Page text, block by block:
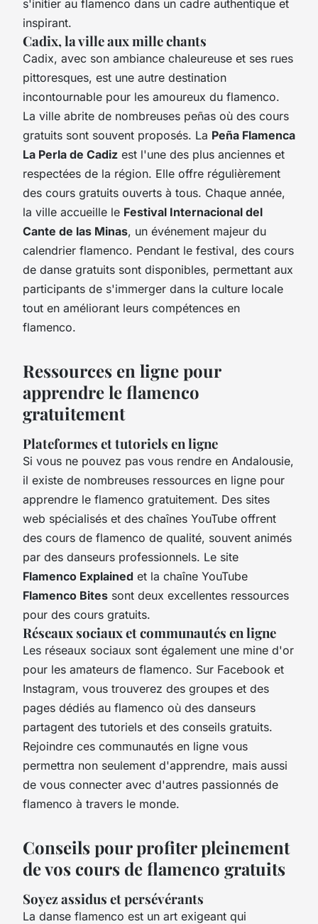
s'initier au flamenco dans un cadre authentique et
inspirant.
Cadix, la ville aux mille chants
Cadix, avec son ambiance chaleureuse et ses rues
pittoresques, est une autre destination
incontournable pour les amoureux du flamenco.
La ville abrite de nombreuses peñas où des cours
gratuits sont souvent proposés. La Peña Flamenca
La Perla de Cadiz est l'une des plus anciennes et
respectées de la région. Elle offre régulièrement
des cours gratuits ouverts à tous. Chaque année,
la ville accueille le Festival Internacional del
Cante de las Minas, un événement majeur du
calendrier flamenco. Pendant le festival, des cours
de danse gratuits sont disponibles, permettant aux
participants de s'immerger dans la culture locale
tout en améliorant leurs compétences en
flamenco.
Ressources en ligne pour
apprendre le flamenco
gratuitement
Plateformes et tutoriels en ligne
Si vous ne pouvez pas vous rendre en Andalousie,
il existe de nombreuses ressources en ligne pour
apprendre le flamenco gratuitement. Des sites
web spécialisés et des chaînes YouTube offrent
des cours de flamenco de qualité, souvent animés
par des danseurs professionnels. Le site
Flamenco Explained et la chaîne YouTube
Flamenco Bites sont deux excellentes ressources
pour des cours gratuits.
Réseaux sociaux et communautés en ligne
Les réseaux sociaux sont également une mine d'or
pour les amateurs de flamenco. Sur Facebook et
Instagram, vous trouverez des groupes et des
pages dédiés au flamenco où des danseurs
partagent des tutoriels et des conseils gratuits.
Rejoindre ces communautés en ligne vous
permettra non seulement d'apprendre, mais aussi
de vous connecter avec d'autres passionnés de
flamenco à travers le monde.
Conseils pour profiter pleinement
de vos cours de flamenco gratuits
Soyez assidus et persévérants
La danse flamenco est un art exigeant qui